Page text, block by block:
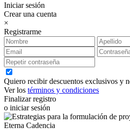
Iniciar sesión
Crear una cuenta
×
Registrarme
Quiero recibir descuentos exclusivos y
Ver los términos y condiciones
Finalizar registro
o iniciar sesión